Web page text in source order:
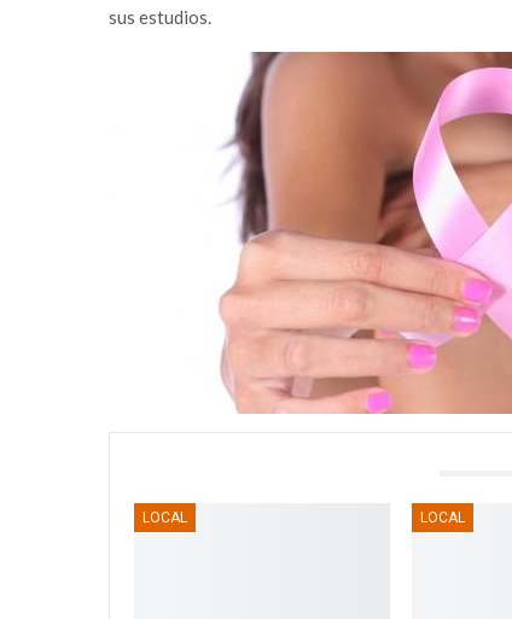
sus estudios.
LOCAL LOCAL